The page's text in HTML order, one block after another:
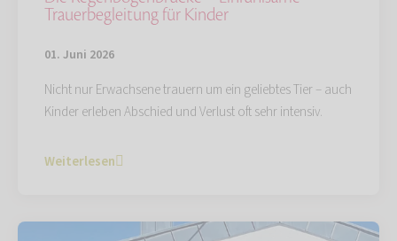
Trauerbegleitung für Kinder
01. Juni 2026
Nicht nur Erwachsene trauern um ein geliebtes Tier – auch
Kinder erleben Abschied und Verlust oft sehr intensiv.
Weiterlesen